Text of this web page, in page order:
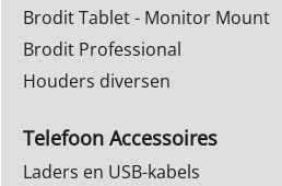
Brodit Tablet - Monitor Mount
Brodit Professional
Houders diversen
Telefoon Accessoires
Laders en USB-kabels